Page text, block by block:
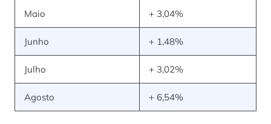
Maio + 3,04%
Junho + 1,48%
Julho + 3,02%
Agosto + 6,54%